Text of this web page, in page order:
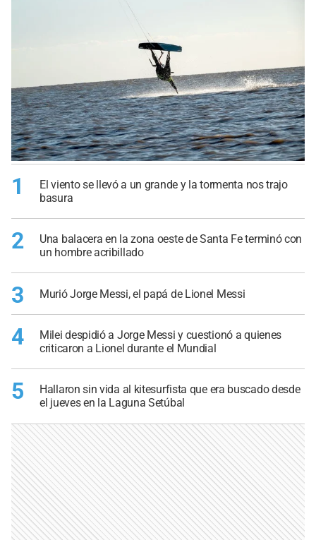
1
El viento se llevó a un grande y la tormenta nos trajo
basura
2
Una balacera en la zona oeste de Santa Fe terminó con
un hombre acribillado
3 Murió Jorge Messi, el papá de Lionel Messi
4
Milei despidió a Jorge Messi y cuestionó a quienes
criticaron a Lionel durante el Mundial
5
Hallaron sin vida al kitesurfista que era buscado desde
el jueves en la Laguna Setúbal